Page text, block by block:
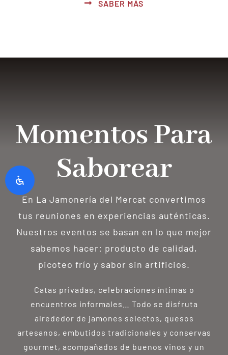
SABER MÁS
Momentos Para
Saborear
En La Jamonería del Mercat convertimos
tus reuniones en experiencias auténticas.
Nuestros eventos se basan en lo que mejor
sabemos hacer: producto de calidad,
picoteo frío y sabor sin artificios.
Catas privadas, celebraciones íntimas o
encuentros informales… Todo se disfruta
alrededor de jamones selectos, quesos
artesanos, embutidos tradicionales y conservas
gourmet, acompañados de buenos vinos y un